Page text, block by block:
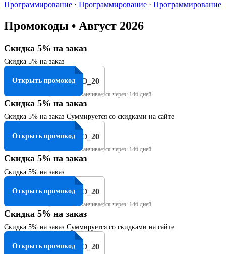
Программирование · Программирование · Программирование
Промокоды • Август 2026
​Скидка 5% на заказ
Скидка 5% на заказ
PROMO_20
Открыть промокод
Заканчивается через: 146 дней
Скидка 5% на заказ
Скидка 5% на заказ Суммируется со скидками на сайте
PROMO_20
Открыть промокод
Заканчивается через: 146 дней
​Скидка 5% на заказ
Скидка 5% на заказ
PROMO_20
Открыть промокод
Заканчивается через: 146 дней
Скидка 5% на заказ
Скидка 5% на заказ Суммируется со скидками на сайте
PROMO_20
Открыть промокод